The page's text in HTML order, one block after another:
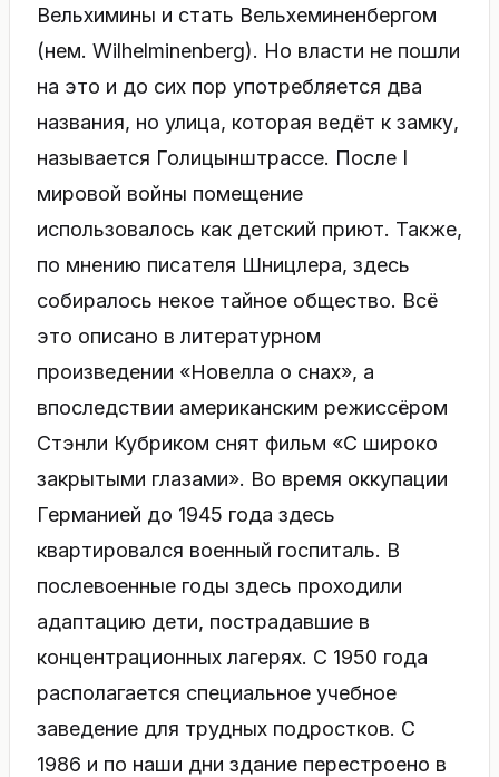
Вельхимины и стать Вельхеминенбергом
(нем. Wilhelminenberg). Но власти не пошли
на это и до сих пор употребляется два
названия, но улица, которая ведёт к замку,
называется Голицынштрассе. После I
мировой войны помещение
использовалось как детский приют. Также,
по мнению писателя Шницлера, здесь
собиралось некое тайное общество. Всё
это описано в литературном
произведении «Новелла о снах», а
впоследствии американским режиссёром
Стэнли Кубриком снят фильм «С широко
закрытыми глазами». Во время оккупации
Германией до 1945 года здесь
квартировался военный госпиталь. В
послевоенные годы здесь проходили
адаптацию дети, пострадавшие в
концентрационных лагерях. С 1950 года
располагается специальное учебное
заведение для трудных подростков. С
1986 и по наши дни здание перестроено в